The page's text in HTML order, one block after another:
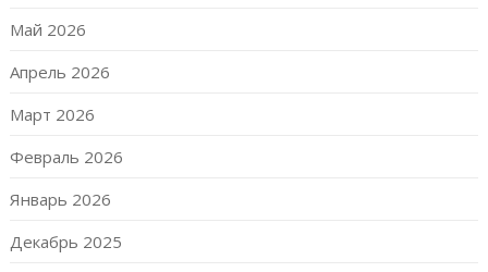
Май 2026
Апрель 2026
Март 2026
Февраль 2026
Январь 2026
Декабрь 2025